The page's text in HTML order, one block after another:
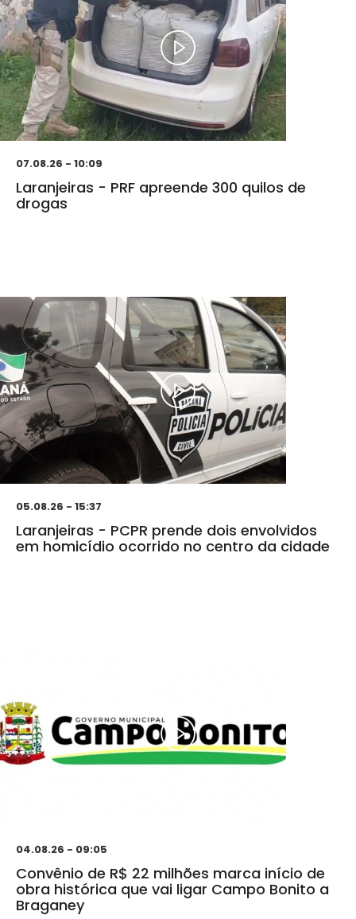
07.08.26 - 10:09
Laranjeiras - PRF apreende 300 quilos de
drogas
05.08.26 - 15:37
Laranjeiras - PCPR prende dois envolvidos
em homicídio ocorrido no centro da cidade
04.08.26 - 09:05
Convênio de R$ 22 milhões marca início de
obra histórica que vai ligar Campo Bonito a
Braganey